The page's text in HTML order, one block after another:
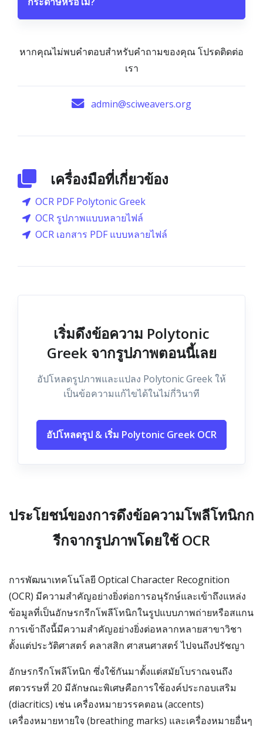
หากคุณไม่พบคำตอบสำหรับคำถามของคุณ โปรดติดต่อ
เรา
admin@sciweavers.org
เครื่องมือที่เกี่ยวข้อง
OCR PDF Polytonic Greek
OCR รูปภาพแบบหลายไฟล์
OCR เอกสาร PDF แบบหลายไฟล์
เริ่มดึงข้อความ Polytonic
Greek จากรูปภาพตอนนี้เลย
อัปโหลดรูปภาพและแปลง Polytonic Greek ให้
เป็นข้อความแก้ไขได้ในไม่กี่วินาที
อัปโหลดรูป & เริ่ม Polytonic Greek OCR
ประโยชน์ของการดึงข้อความโพลีโทนิกก
รีกจากรูปภาพโดยใช้ OCR
การพัฒนาเทคโนโลยี Optical Character Recognition
(OCR) มีความสำคัญอย่างยิ่งต่อการอนุรักษ์และเข้าถึงแหล่ง
ข้อมูลที่เป็นอักษรกรีกโพลีโทนิกในรูปแบบภาพถ่ายหรือสแกน
การเข้าถึงนี้มีความสำคัญอย่างยิ่งต่อหลากหลายสาขาวิชา
ตั้งแต่ประวัติศาสตร์ คลาสสิก ศาสนศาสตร์ ไปจนถึงปรัชญา
อักษรกรีกโพลีโทนิก ซึ่งใช้กันมาตั้งแต่สมัยโบราณจนถึง
ศตวรรษที่ 20 มีลักษณะพิเศษคือการใช้องค์ประกอบเสริม
(diacritics) เช่น เครื่องหมายวรรคตอน (accents)
เครื่องหมายหายใจ (breathing marks) และเครื่องหมายอื่นๆ